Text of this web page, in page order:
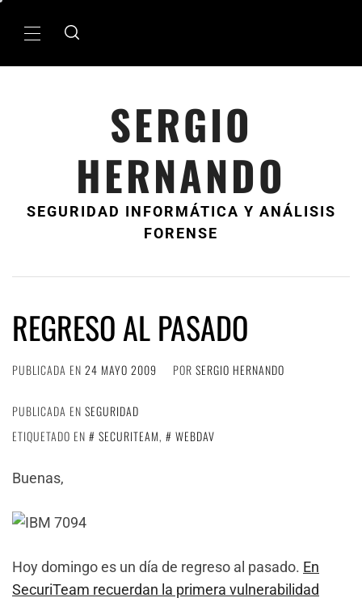
MenÃº
SERGIO
HERNANDO
SEGURIDAD INFORMÁTICA Y ANÁLISIS
FORENSE
REGRESO AL PASADO
PUBLICADA EN 24 MAYO 2009 POR SERGIO HERNANDO
PUBLICADA EN SEGURIDAD
ETIQUETADO EN
SECURITEAM, WEBDAV
Buenas,
Hoy domingo es un día de regreso al pasado. En
SecuriTeam recuerdan la primera vulnerabilidad